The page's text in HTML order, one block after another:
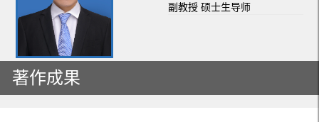
副教授 硕士生导师
著作成果